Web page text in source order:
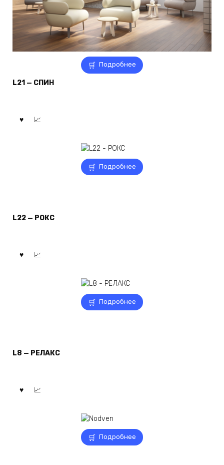
Подробнее
L21 — СПИН
Подробнее
L22 — РОКС
Подробнее
L8 — РЕЛАКС
Подробнее